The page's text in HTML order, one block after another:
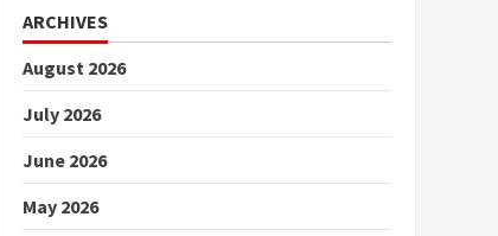
ARCHIVES
August 2026
July 2026
June 2026
May 2026